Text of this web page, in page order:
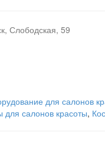
Слободская, 59
для салонов
салонов красоты,